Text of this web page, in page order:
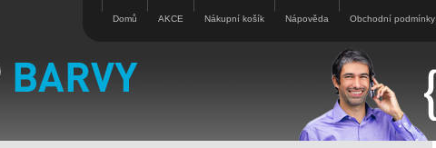
Domů AKCE Nákupní košík Nápověda Obchodní podmínky